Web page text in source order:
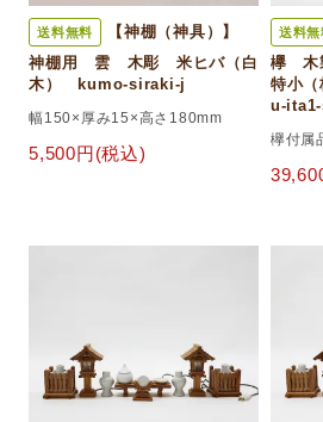
送料無料
【神棚（神具）】
神棚用 雲 木彫 米ヒバ（白
木） kumo-siraki-j
幅150×厚み15×高さ180mm
5,500円(税込)
送料無
欅 木
特小
u-
欅付属